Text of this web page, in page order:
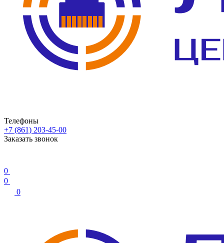
Телефоны
+7 (861) 203-45-00
Заказать звонок
0
0
0